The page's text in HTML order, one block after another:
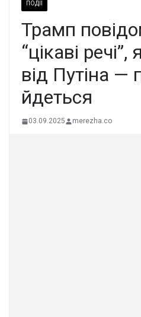
ПОДІЇ
Трамп
“цікаві речі”,
від Путіна —
йдеться
03.09.2025 merezha.co